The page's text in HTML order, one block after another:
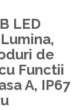
LED
de
Functii
A, IP67